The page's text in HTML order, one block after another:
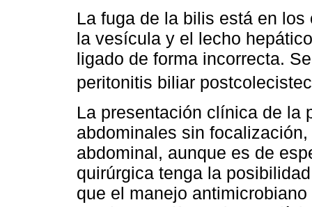
La fuga de la bilis está en
la vesícula y el lecho
ligado de forma incorrecta.
peritonitis biliar
La presentación clínica de la
abdominales sin
abdominal, aunque es de
quirúrgica tenga la
que el manejo